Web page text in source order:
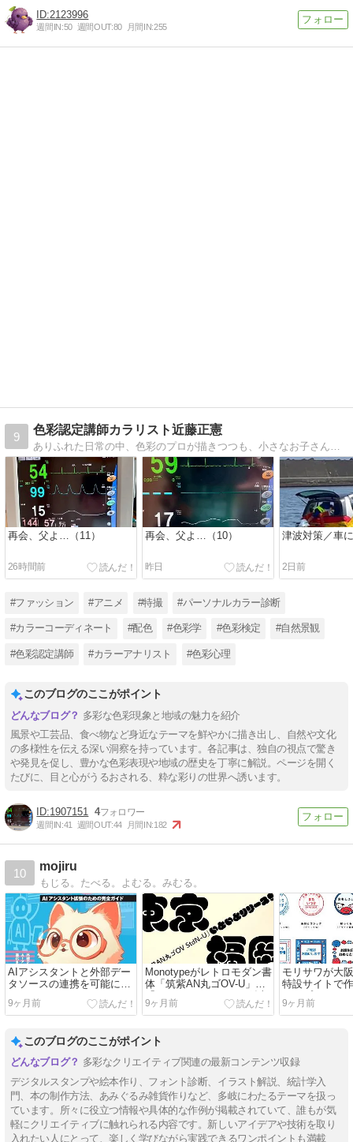
2123996
週間IN:50 週間OUT:80 月間IN:255
9
色彩認定講師カラリスト近藤正憲
再会、父よ…（11）
26時間前
再会、父よ…（10）
昨日
津波対策／車
2日前
#ファッション #アニメ #特撮 #パーソナルカラー診断
#カラーコーディネート #配色 #色彩学 #色彩検定 #自然景観
#色彩認定講師 #カラーアナリスト #色彩心理
このブログのここがポイント
多彩な色彩現象と地域の魅力を紹介
風景や工芸品、食べ物など身近なテーマを鮮やかに描き出し、自然や文化
の多様性を伝える深い洞察を持っています。各記事は、独自の視点で驚き
や発見を促し、豊かな色彩表現や地域の歴史を丁寧に解説。ページを開く
たびに、目と心がうるおされる、粋な彩りの世界へ誘います。
1907151 4
週間IN:41 週間OUT:44 月間IN:182
10
mojiru
もじる。たべる。よむる。みむる。
AIアシスタントと外部デー
タソースの連携を可能にす
るModel Context
Protocol（MCP）の開発手
9ヶ月前
Monotypeがレトロモダン書
体「筑紫AN丸ゴOV-U」を
「Monotype Fonts」に追加
9ヶ月前
モリサワが大
特設サイトで
タンプについ
9ヶ月前
このブログのここがポイント
多彩なクリエイティブ関連の最新コンテンツ収録
デジタルスタンプや絵本作り、フォント診断、イラスト解説、統計学入
門、本の制作方法、あみぐるみ雑貨作りなど、多岐にわたるテーマを扱っ
ています。所々に役立つ情報や具体的な作例が掲載されていて、誰もが気
軽にクリエイティブに触れられる内容です。新しいアイデアや技術を取り
入れたい人にとって、楽しく学びながら実践できるワンポイントも満載